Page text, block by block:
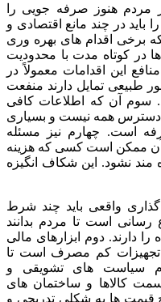
مردم هنوز صرفه جویی را
باید در چند مانع اقتصادی و
اقدام های بهره وری
ها در کوتاه مدت با محدودیت
این اقدامات معمولاً در
طبیعی تمایل دارند منفعت
سوم آن که اطلاعات کافی
دسترس همه نیست و بسیاری
است. چهارم نیز مسئله
ممکن است کسی که هزینه
مند نشود. این شکاف انگیزه
واقعی باید چند شرط
است تا مردم بدانند
را دارند. دوم ابزارهای مالی
تجهیزات کم مصرف است تا
سیاست های تشویقی و
سمت کالاها و ساختمان های
قیمت ها به شکلی تدریجی و